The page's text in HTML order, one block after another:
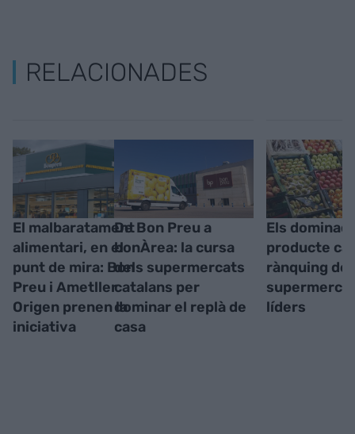
RELACIONADES
El malbaratament
alimentari, en el
punt de mira: Bon
Preu i Ametller
Origen prenen la
iniciativa
De Bon Preu a
bonÀrea: la cursa
dels supermercats
catalans per
dominar el replà de
casa
Els
producte
rànquing
líders